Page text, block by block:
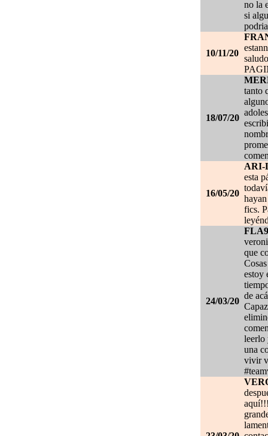
no la
si
10/11/20
18/07/20
tanto
16/05/20
ARI-
esta
fics.
24/03/20
que
estoy
de
leerlo
una
vivir